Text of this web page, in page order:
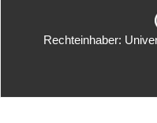
Rechteinhaber: